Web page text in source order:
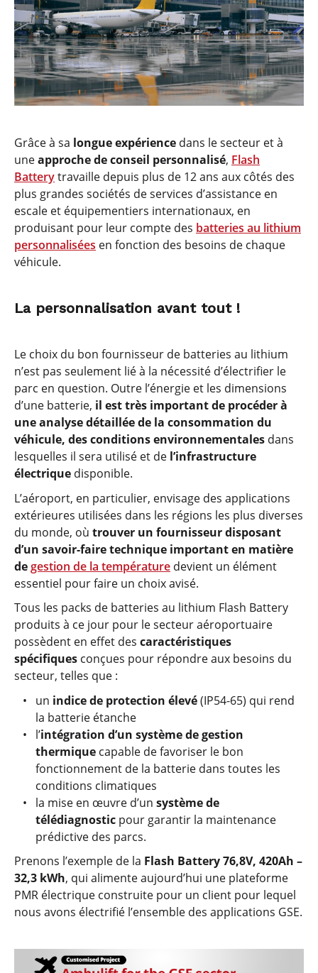
Grâce à sa longue expérience dans le secteur et à
uneapproche de conseil personnalisé, Flash
Batterytravaille depuis plus de 12 ans aux côtés des
plus grandes sociétés de services d’assistance en
escale et équipementiers internationaux, en
produisant pour leur compte des batteries au lithium
personnalisées en fonction des besoins de chaque
véhicule.
La personnalisation avant tout !
Le choix du bon fournisseur de batteries au lithium
n’est pas seulement lié à la nécessité d’électrifier le
parc en question. Outre l’énergie et les dimensions
d’une batterie, il est très important de procéder à
une analyse détaillée de la consommation du
véhicule, des conditions environnementales dans
lesquelles il sera utilisé et de l’infrastructure
électrique disponible.
L’aéroport, en particulier, envisage des applications
extérieures utilisées dans les régions les plus diverses
du monde, où trouver un fournisseur disposant
d’un savoir-faire technique important en matière
degestion de la température devient un élément
essentiel pour faire un choix avisé.
Tous les packs de batteries au lithium Flash Battery
produits à ce jour pour le secteur aéroportuaire
possèdent en effet des caractéristiques
spécifiques conçues pour répondre aux besoins du
secteur, telles que :
un indice de protection élevé(IP54-65) qui rend
la batterie étanche
l’intégration d’un système de gestion
thermique capable de favoriser le bon
fonctionnement de la batterie dans toutes les
conditions climatiques
la mise en œuvre d’un système de
télédiagnostic pour garantir la maintenance
prédictive des parcs.
Prenons l’exemple de la Flash Battery 76,8V, 420Ah –
32,3 kWh, qui alimente aujourd’hui une plateforme
PMR électrique construite pour un client pour lequel
nous avons électrifié l’ensemble des applications GSE.